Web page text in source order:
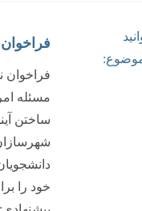
فراخوان
مسئله
ساختن
خود را